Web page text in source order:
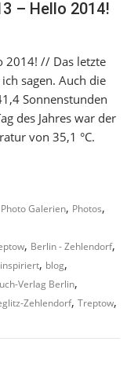
– Hello 2014!
2014! // Das letzte
sagen. Auch die
Sonnenstunden
des Jahres war der
von 35,1 °C.
Photo Galerien, Photos,
, Berlin - Zehlendorf,
, blog,
Verlag Berlin,
Zehlendorf,Treptow,